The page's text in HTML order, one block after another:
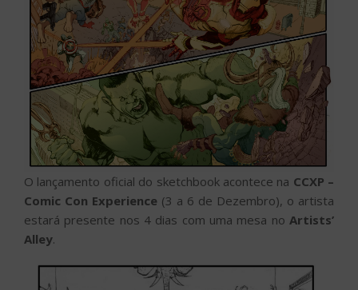
O lançamento oficial do sketchbook acontece na CCXP –
Comic Con Experience (3 a 6 de Dezembro), o artista
estará presente nos 4 dias com uma mesa no Artists’
Alley.